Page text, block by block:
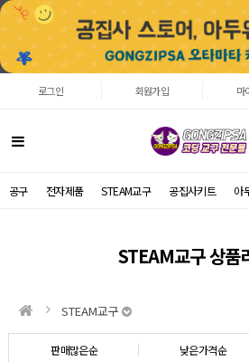
로그인 회원가입 마
공구 전자제품 STEAM교구 공집사키트 아
STEAM교구 상품
STEAM교구
판매많은순 낮은가격순